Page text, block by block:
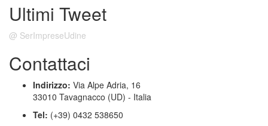
Ultimi Tweet
@ SerImpreseUdine
Contattaci
Indirizzo: Via Alpe Adria, 16
33010 Tavagnacco (UD) - Italia
Tel: (+39) 0432 538650